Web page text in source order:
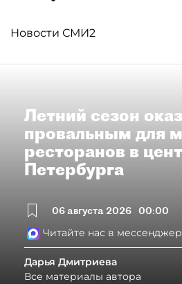
Новости СМИ2
Летний сезон
провальным для
ресторанов в
Петербурга
06 августа 2026 00:00
Читайте нас в
Дарья Дмитриева
Все материалы автора